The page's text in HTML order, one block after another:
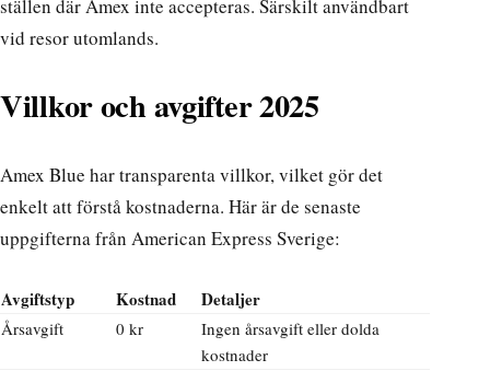
ställen där Amex inte accepteras. Särskilt användbart
vid resor utomlands.
Villkor och avgifter 2025
Amex Blue har transparenta villkor, vilket gör det
enkelt att förstå kostnaderna. Här är de senaste
uppgifterna från American Express Sverige:
Avgiftstyp Kostnad Detaljer
Årsavgift 0 kr
Ingen årsavgift eller dolda
kostnader